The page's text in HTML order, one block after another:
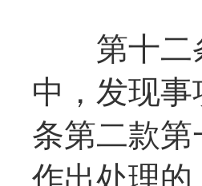
第十二条
中，发现
条第二款
作出处理